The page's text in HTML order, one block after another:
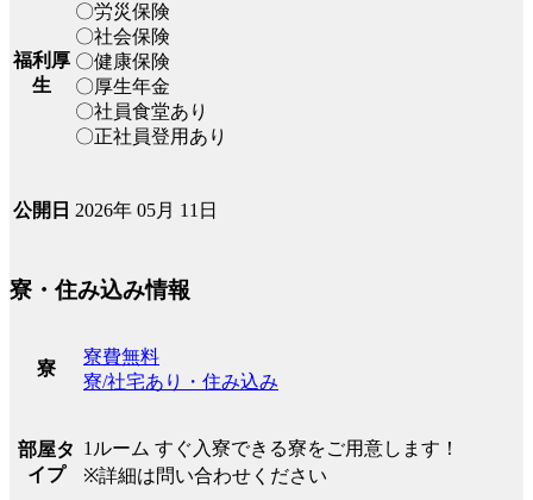
福利厚
生
〇労災保険
〇社会保険
〇健康保険
〇厚生年金
〇社員食堂あり
〇正社員登用あり
公開日 2026年 05月 11日
寮・住み込み情報
寮
寮費無料
寮/社宅あり・住み込み
部屋タ
イプ
1ルーム すぐ入寮できる寮をご用意します！
※詳細は問い合わせください